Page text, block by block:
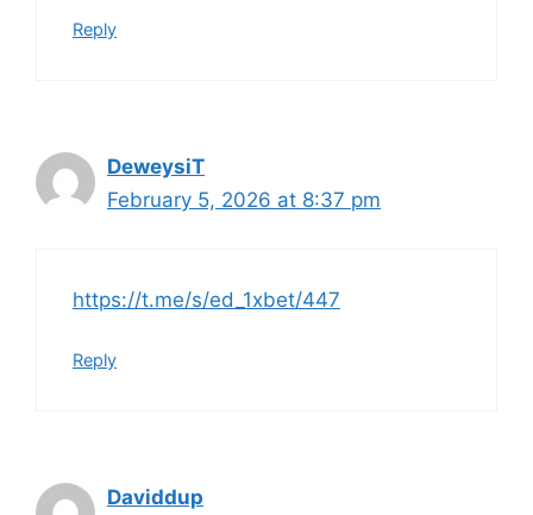
Reply
DeweysiT
February 5, 2026 at 8:37 pm
https://t.me/s/ed_1xbet/447
Reply
Daviddup